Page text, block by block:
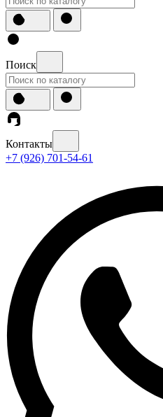
Поиск
Контакты
+7 (926) 701-54-61